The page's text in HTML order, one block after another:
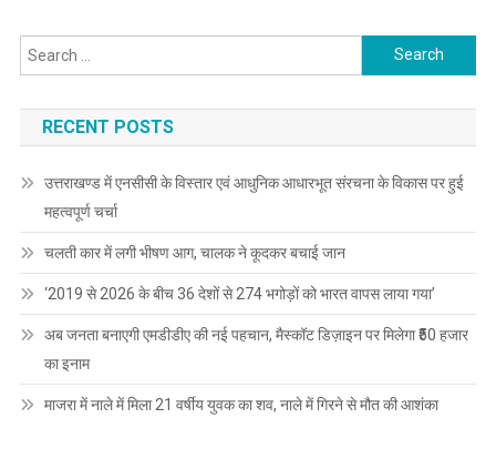
Search
for:
RECENT POSTS
उत्तराखण्ड में एनसीसी के विस्तार एवं आधुनिक आधारभूत संरचना के विकास पर हुई
महत्वपूर्ण चर्चा
चलती कार में लगी भीषण आग, चालक ने कूदकर बचाई जान
‘2019 से 2026 के बीच 36 देशों से 274 भगोड़ों को भारत वापस लाया गया’
अब जनता बनाएगी एमडीडीए की नई पहचान, मैस्कॉट डिज़ाइन पर मिलेगा ₹50 हजार
का इनाम
माजरा में नाले में मिला 21 वर्षीय युवक का शव, नाले में गिरने से मौत की आशंका